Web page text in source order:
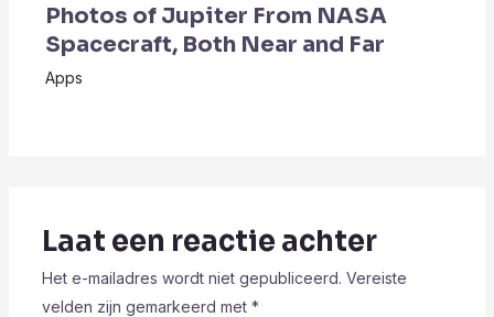
Photos of Jupiter From NASA
Spacecraft, Both Near and Far
Apps
Laat een reactie achter
Het e-mailadres wordt niet gepubliceerd. Vereiste
velden zijn gemarkeerd met *